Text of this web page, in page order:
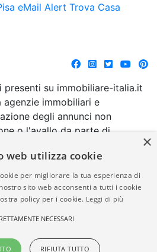
eMail Alert Trova Casa
presenti su immobiliare-italia.it
immobiliari e
degli annunci non
o l'avallo da parte di
immobiliare-italia.it
della veridicità, della
della normativa in
di alcun altro aspetto dei
Powered by
×
web utilizza cookie
per migliorare la tua esperienza di
sito web acconsenti a tutti i cookie
policy per i cookie. Leggi di più
NECESSARI
RIFIUTA TUTTO